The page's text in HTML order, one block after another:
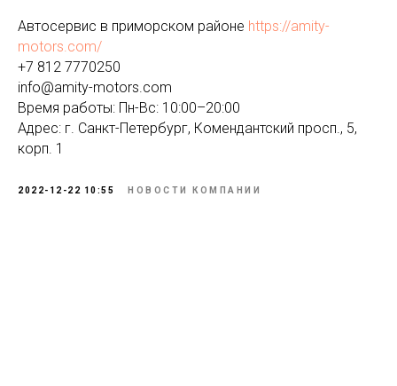
Автосервис в приморском районе https://amity-
motors.com/
+7 812 7770250
info@amity-motors.com
Время работы: Пн-Вс: 10:00–20:00
Адрес: г. Cанкт-Петербург, Комендантский просп., 5,
корп. 1
2022-12-22 10:55 НОВОСТИ КОМПАНИИ